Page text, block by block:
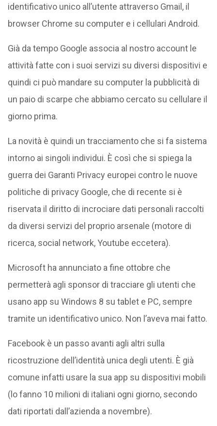
identificativo unico all’utente attraverso Gmail, il
browser Chrome su computer e i cellulari Android.
Già da tempo Google associa al nostro account le
attività fatte con i suoi servizi su diversi dispositivi e
quindi ci può mandare su computer la pubblicità di
un paio di scarpe che abbiamo cercato su cellulare il
giorno prima.
La novità è quindi un tracciamento che si fa sistema
intorno ai singoli individui. È così che si spiega la
guerra dei Garanti Privacy europei contro le nuove
politiche di privacy Google, che di recente si è
riservata il diritto di incrociare dati personali raccolti
da diversi servizi del proprio arsenale (motore di
ricerca, social network, Youtube eccetera).
Microsoft ha annunciato a fine ottobre che
permetterà agli sponsor di tracciare gli utenti che
usano app su Windows 8 su tablet e PC, sempre
tramite un identificativo unico. Non l’aveva mai fatto.
Facebook è un passo avanti agli altri sulla
ricostruzione dell’identità unica degli utenti. È già
comune infatti usare la sua app su dispositivi mobili
(lo fanno 10 milioni di italiani ogni giorno, secondo
dati riportati dall’azienda a novembre).